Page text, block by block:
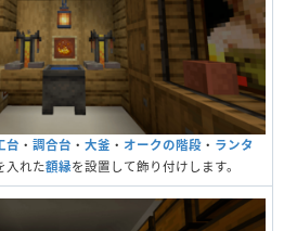
台 ・ 調合台 ・ 大釜 ・ オークの階段 ・ ランタ
入れた額縁を設置して飾り付けします。